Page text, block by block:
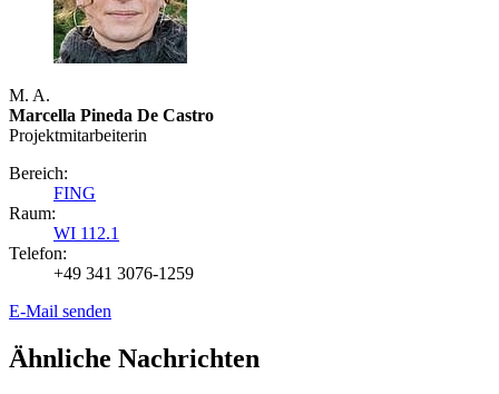
M. A.
Marcella Pineda De Castro
Projektmitarbeiterin
Bereich:
FING
Raum:
WI 112.1
Telefon:
+49 341 3076-1259
E-Mail senden
Ähnliche Nachrichten